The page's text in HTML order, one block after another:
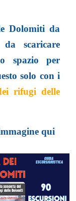
Dolomiti da
da scaricare
spazio per
solo con i
rifugi delle
qui